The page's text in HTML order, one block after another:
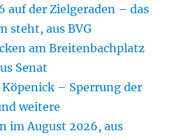
auf der Zielgeraden – das
steht, aus BVG
am Breitenbachplatz
Senat
– Sperrung der
weitere
im August 2026, aus